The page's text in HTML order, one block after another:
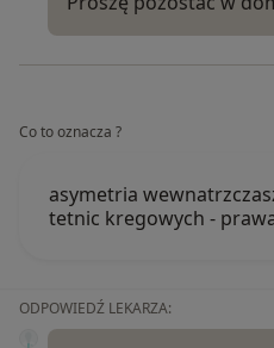
Co to oznacza ?
asymetria
tetnic kregowych -
ODPOWIEDŹ LEKARZA: